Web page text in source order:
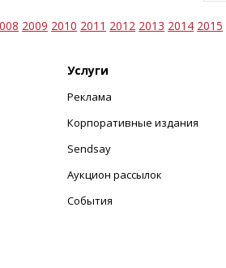
2009 2010 2011 2012 2013 2014 2015
Услуги
Реклама
Корпоративные издания
Sendsay
Аукцион рассылок
События